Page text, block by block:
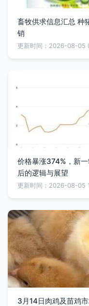
畜牧供求信息汇总 种
销
更新时间：2026-08-05
价格暴涨374%，新
后的逻辑与展望
更新时间：2026-08-05
3月14日肉鸡及苗鸡